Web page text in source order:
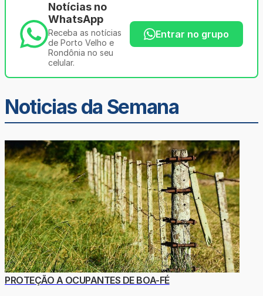
Notícias no
WhatsApp
Receba as notícias
de Porto Velho e
Rondônia no seu
celular.
Entrar no grupo
Noticias da Semana
PROTEÇÃO A OCUPANTES DE BOA-FÉ